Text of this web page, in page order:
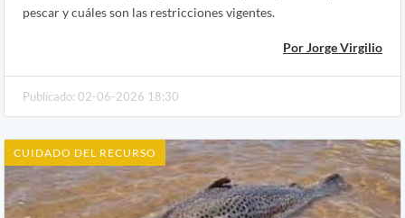
pescar y cuáles son las restricciones vigentes.
Por Jorge Virgilio
Publicado: 02-06-2026 18:30
CUIDADO DEL RECURSO